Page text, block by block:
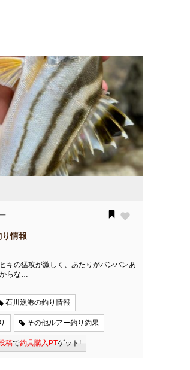
情報
キの猛攻が激しく、あたりがバンバンあ
らな…
石川漁港の釣り情報
その他ルアー釣り釣果
稿で釣具購入PTゲット!